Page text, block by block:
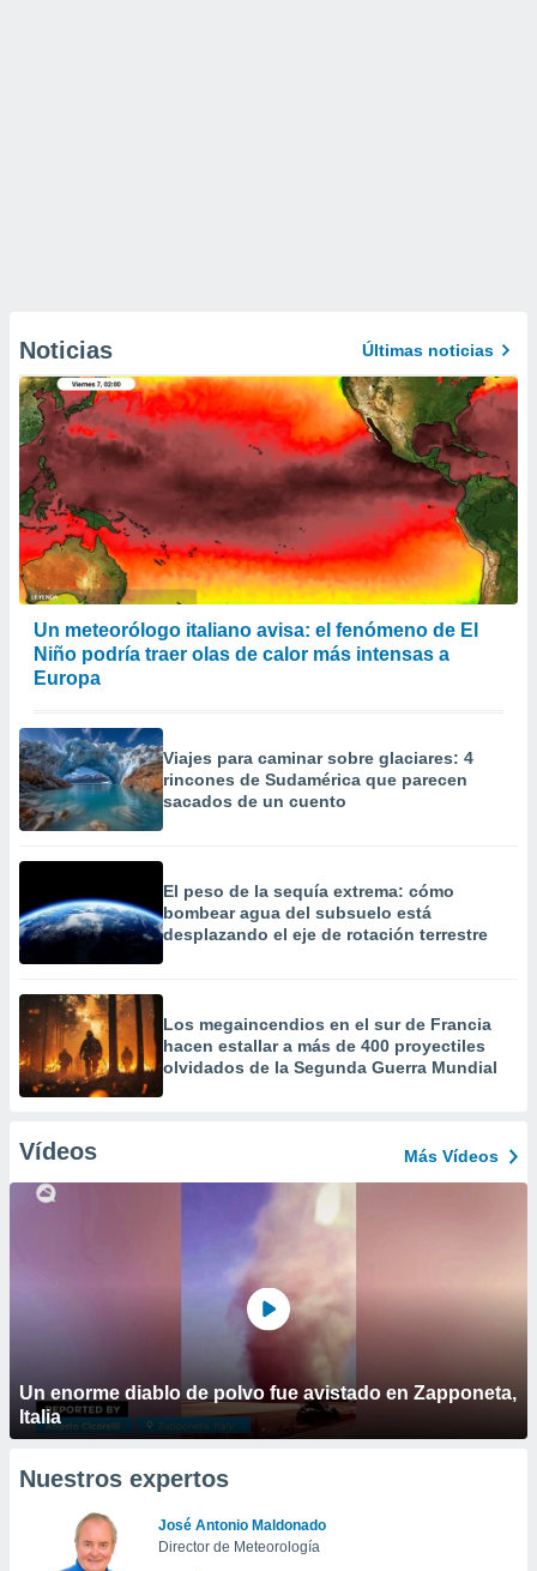
Noticias Últimas noticias
Un meteorólogo italiano avisa: el fenómeno de El
Niño podría traer olas de calor más intensas a
Europa
Viajes para caminar sobre glaciares: 4
rincones de Sudamérica que parecen
sacados de un cuento
El peso de la sequía extrema: cómo
bombear agua del subsuelo está
desplazando el eje de rotación terrestre
Los megaincendios en el sur de Francia
hacen estallar a más de 400 proyectiles
olvidados de la Segunda Guerra Mundial
Vídeos Más Vídeos
Un enorme diablo de polvo fue avistado en Zapponeta,
Italia
Nuestros expertos
José Antonio Maldonado
Director de Meteorología